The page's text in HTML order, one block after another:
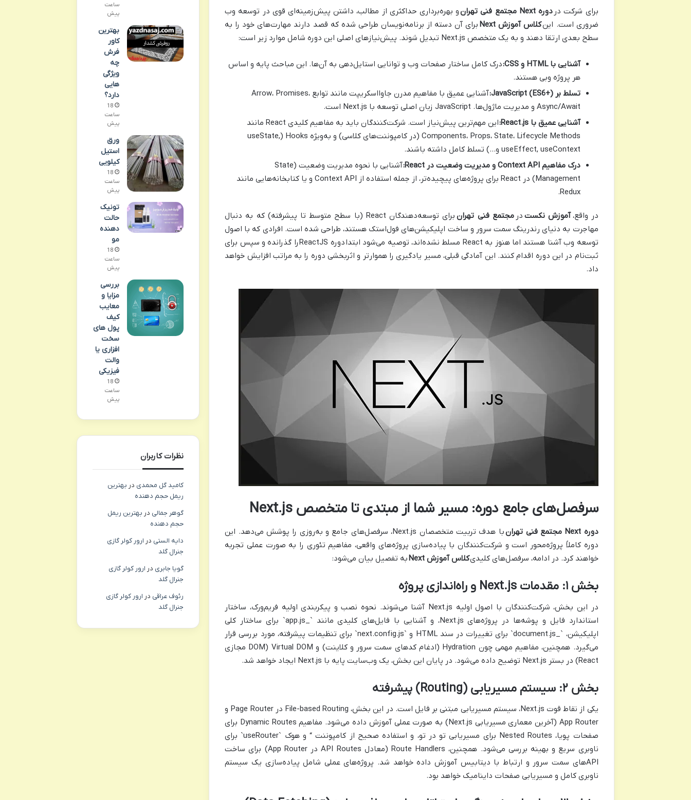
برای شرکت در دوره Next مجتمع فنی تهران
و بهره‌برداری حداکثری از مطالب، داشتن پیش‌زمینه‌ای قوی در توسعه وب
ضروری است. اینکلاس آموزش Next
برای آن دسته از برنامه‌نویسان طراحی شده که قصد دارند مهارت‌های خود را به
سطح بعدی ارتقا دهند و به یک متخصص Next.js تبدیل شوند. پیش‌نیازهای اصلی این دوره شامل موارد زیر است:
آشنایی با HTML و CSS:
درک کامل ساختار صفحات وب و توانایی استایل‌دهی به آن‌ها. این مباحث پایه و اساس
هر پروژه وبی هستند.
تسلط بر JavaScript (ES6+):
آشنایی عمیق با مفاهیم مدرن جاوااسکریپت مانند توابع Arrow، Promises،
Async/Await و مدیریت ماژول‌ها. JavaScript زبان اصلی توسعه با Next.js است.
آشنایی عمیق با React.js:
این مهم‌ترین پیش‌نیاز است. شرکت‌کنندگان باید به مفاهیم کلیدی React مانند
Components، Props، State، Lifecycle Methods (در کامپوننت‌های کلاسی) و به‌ویژه Hooks (useState,
useEffect, useContext و…) تسلط کامل داشته باشند.
درک مفاهیم Context API و مدیریت وضعیت در React:
آشنایی با نحوه مدیریت وضعیت (State
Management) در React برای پروژه‌های پیچیده‌تر، از جمله استفاده از Context API و یا کتابخانه‌هایی مانند
Redux.
در واقع،آموزش نکست در مجتمع فنی تهران
برای توسعه‌دهندگان React (با سطح متوسط تا پیشرفته) که به دنبال
مهاجرت به دنیای رندرینگ سمت سرور و ساخت اپلیکیشن‌های فول‌استک هستند، طراحی شده است. افرادی که با اصول
توسعه وب آشنا هستند اما هنوز به React مسلط نشده‌اند، توصیه می‌شود ابتدا
دوره ReactJS
را گذرانده و سپس برای
ثبت‌نام در این دوره اقدام کنند. این آمادگی قبلی، مسیر یادگیری را هموارتر و اثربخشی دوره را به مراتب افزایش خواهد
داد.
سرفصل‌های جامع دوره: مسیر شما از مبتدی تا متخصص Next.js
دوره Next مجتمع فنی تهران
با هدف تربیت متخصصان Next.js، سرفصل‌های جامع و به‌روزی را پوشش می‌دهد. این
دوره کاملاً پروژه‌محور است و شرکت‌کنندگان با پیاده‌سازی پروژه‌های واقعی، مفاهیم تئوری را به صورت عملی تجربه
خواهند کرد. در ادامه، سرفصل‌های کلیدیکلاس آموزش Next به تفصیل بیان می‌شود:
بخش ۱: مقدمات Next.js و راه‌اندازی پروژه
در این بخش، شرکت‌کنندگان با اصول اولیه Next.js آشنا می‌شوند. نحوه نصب و پیکربندی اولیه فریم‌ورک، ساختار
استاندارد فایل و پوشه‌ها در پروژه‌های Next.js، و آشنایی با فایل‌های کلیدی مانند `_app.js` برای ساختار کلی
اپلیکیشن، `_document.js` برای تغییرات در سند HTML و `next.config.js` برای تنظیمات پیشرفته، مورد بررسی قرار
می‌گیرد. همچنین، مفاهیم مهمی چون Hydration (ادغام کدهای سمت سرور و کلاینت) و Virtual DOM (DOM مجازی
React) در بستر Next.js توضیح داده می‌شود. در پایان این بخش، یک وب‌سایت پایه با Next.js ایجاد خواهد شد.
بخش ۲: سیستم مسیریابی (Routing) پیشرفته
یکی از نقاط قوت Next.js، سیستم مسیریابی مبتنی بر فایل است. در این بخش، File-based Routing در Page Router و
App Router (آخرین معماری مسیریابی Next.js) به صورت عملی آموزش داده می‌شود. مفاهیم Dynamic Routes برای
صفحات پویا، Nested Routes برای مسیریابی تو در تو، و استفاده صحیح از کامپوننت “ و هوک `useRouter` برای
ناوبری سریع و بهینه بررسی می‌شود. همچنین، Route Handlers (معادل API Routes در App Router) برای ساخت
APIهای سمت سرور و ارتباط با دیتابیس آموزش داده خواهد شد. پروژه‌های عملی شامل پیاده‌سازی یک سیستم
ناوبری کامل و مسیریابی صفحات داینامیک خواهد بود.
ساعت
پیش
بهترین
کاور
فرش
چه
ویژگی
هایی
دارد؟
18
ساعت
پیش
ورق
استیل
کیلویی
18
ساعت
پیش
تونیک
حالت
دهنده
مو
18
ساعت
پیش
بررسی
مزایا و
معایب
کیف
پول های
سخت
افزاری یا
والت
فیزیکی
18
ساعت
پیش
نظرات کاربران
کامید گل محمدی در بهترین
ریمل حجم دهنده
گوهر جمالی در بهترین ریمل
حجم دهنده
دایه الستی در ارور کولر گازی
جنرال گلد
گویا جابری در ارور کولر گازی
جنرال گلد
رئوف عراقی در ارور کولر گازی
جنرال گلد